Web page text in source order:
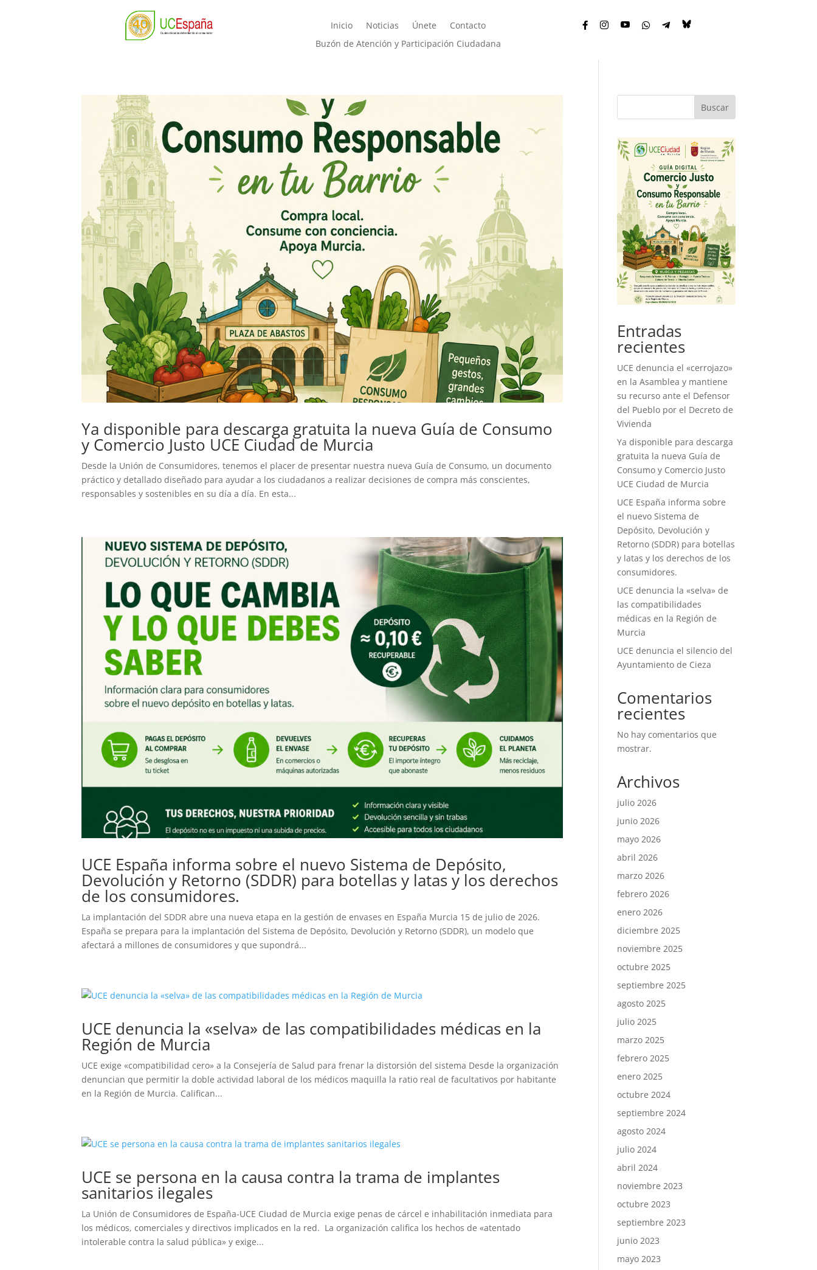
Inicio Noticias Únete
Contacto
Buzón de Atención y Participación Ciudadana
    
Ya disponible para descarga gratuita la nueva Guía de Consumo
y Comercio Justo UCE Ciudad de Murcia
Desde la Unión de Consumidores, tenemos el placer de presentar nuestra nueva Guía de Consumo, un documento
práctico y detallado diseñado para ayudar a los ciudadanos a realizar decisiones de compra más conscientes,
responsables y sostenibles en su día a día. En esta...
UCE España informa sobre el nuevo Sistema de Depósito,
Devolución y Retorno (SDDR) para botellas y latas y los derechos
de los consumidores.
La implantación del SDDR abre una nueva etapa en la gestión de envases en España Murcia 15 de julio de 2026.
España se prepara para la implantación del Sistema de Depósito, Devolución y Retorno (SDDR), un modelo que
afectará a millones de consumidores y que supondrá...
UCE denuncia la «selva» de las compatibilidades médicas en la
Región de Murcia
UCE exige «compatibilidad cero» a la Consejería de Salud para frenar la distorsión del sistema Desde la organización
denuncian que permitir la doble actividad laboral de los médicos maquilla la ratio real de facultativos por habitante
en la Región de Murcia. Califican...
UCE se persona en la causa contra la trama de implantes
sanitarios ilegales
​La Unión de Consumidores de España-UCE Ciudad de Murcia exige penas de cárcel e inhabilitación inmediata para
los médicos, comerciales y directivos implicados en la red. ​ La organización califica los hechos de «atentado
intolerable contra la salud pública» y exige...
Buscar
Entradas
recientes
UCE denuncia el «cerrojazo»
en la Asamblea y mantiene
su recurso ante el Defensor
del Pueblo por el Decreto de
Vivienda
Ya disponible para descarga
gratuita la nueva Guía de
Consumo y Comercio Justo
UCE Ciudad de Murcia
UCE España informa sobre
el nuevo Sistema de
Depósito, Devolución y
Retorno (SDDR) para botellas
y latas y los derechos de los
consumidores.
UCE denuncia la «selva» de
las compatibilidades
médicas en la Región de
Murcia
UCE denuncia el silencio del
Ayuntamiento de Cieza
Comentarios
recientes
No hay comentarios que
mostrar.
Archivos
julio 2026
junio 2026
mayo 2026
abril 2026
marzo 2026
febrero 2026
enero 2026
diciembre 2025
noviembre 2025
octubre 2025
septiembre 2025
agosto 2025
julio 2025
marzo 2025
febrero 2025
enero 2025
octubre 2024
septiembre 2024
agosto 2024
julio 2024
abril 2024
noviembre 2023
octubre 2023
septiembre 2023
junio 2023
mayo 2023